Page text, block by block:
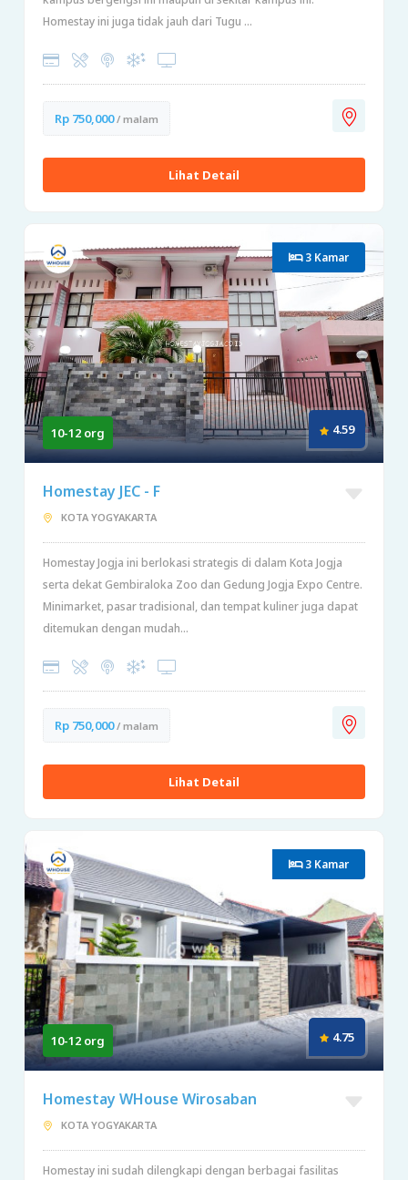
Homestay ini juga tidak jauh dari Tugu ...
Rp 750,000/ malam
Lihat Detail
3 Kamar
10-12 org 4.59
Homestay JEC - F
KOTA YOGYAKARTA
Homestay Jogja ini berlokasi strategis di dalam Kota Jogja
serta dekat Gembiraloka Zoo dan Gedung Jogja Expo Centre.
Minimarket, pasar tradisional, dan tempat kuliner juga dapat
ditemukan dengan mudah...
Rp 750,000/ malam
Lihat Detail
3 Kamar
10-12 org 4.75
Homestay WHouse Wirosaban
KOTA YOGYAKARTA
Homestay ini sudah dilengkapi dengan berbagai fasilitas